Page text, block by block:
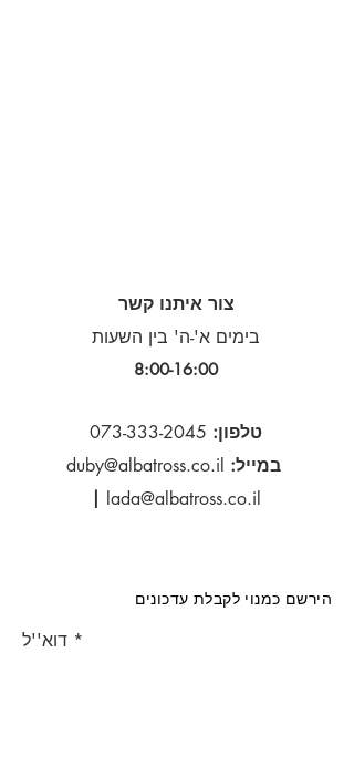
צור איתנו קשר
בימים א'-ה' בין השעות
8:00-16:00​
טלפון: 073-333-2045
במייל: duby@albatross.co.il
| lada@albatross.co.il
הירשם כמנוי לקבלת עדכונים
דוא''ל